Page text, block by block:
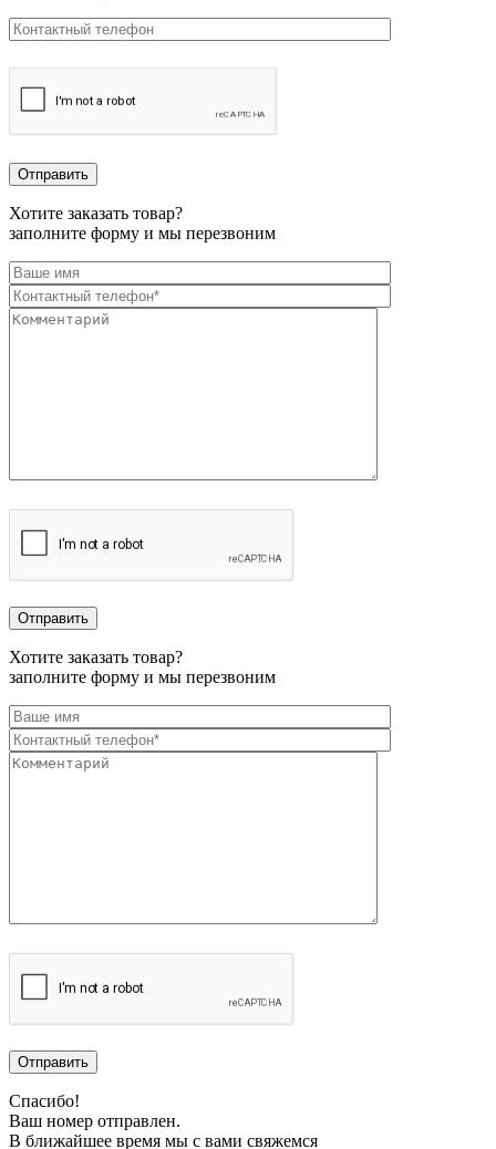
Хотите заказать товар?
заполните форму и мы перезвоним
Хотите заказать товар?
заполните форму и мы перезвоним
Спасибо!
Ваш номер отправлен.
В ближайшее время мы с вами свяжемся